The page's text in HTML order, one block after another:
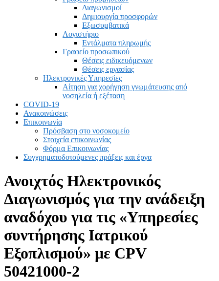
Διαγωνισμοί
Δημιουργία προσφορών
Εξωσυμβατικά
Λογιστήριο
Εντάλματα πληρωμής
Γραφείο προσωπικού
Θέσεις ειδικευόμενων
Θέσεις εργασίας
Ηλεκτρονικές Υπηρεσίες
Αίτηση για χορήγηση γνωμάτευσης από
νοσηλεία ή εξέταση
COVID-19
Ανακοινώσεις
Επικοινωνία
Πρόσβαση στο νοσοκομείο
Στοιχεία επικοινωνίας
Φόρμα Επικοινωνίας
Συγχρηματοδοτούμενες πράξεις και έργα
Ανοιχτός Ηλεκτρονικός
Διαγωνισμός για την ανάδειξη
αναδόχου για τις «Υπηρεσίες
συντήρησης Ιατρικού
Εξοπλισμού» με CPV
50421000-2